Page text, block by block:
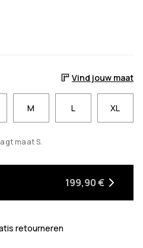
Vind jouw maat
M L XL
maat S.
199,90 €
retourneren